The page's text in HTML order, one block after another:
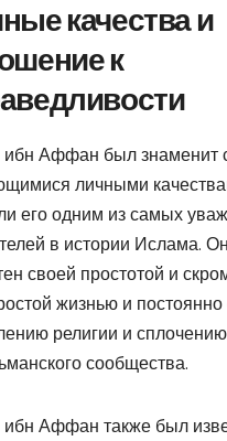
качества и
к
ибн Аффан был знаменит
личными
его одним из самых
в истории Ислама.
своей простотой и
жизнью и постоянно
религии и сплочению
сообщества.
Аффан также был